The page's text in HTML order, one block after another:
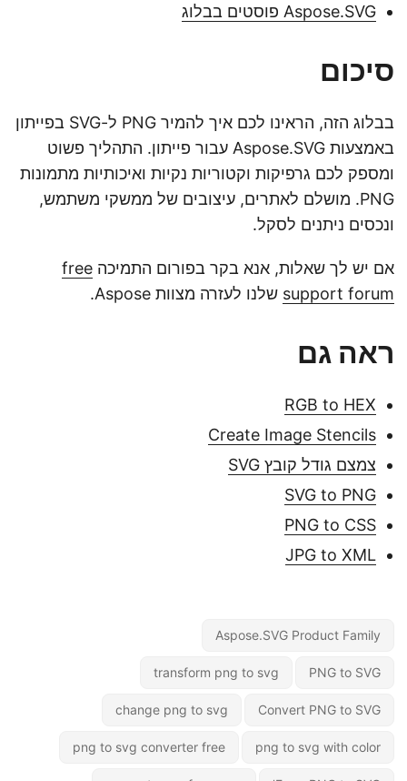
Aspose.SVG פוסטים בבלוג
סיכום
בבלוג הזה, הראינו לכם איך להמיר PNG ל-SVG בפייתון
באמצעות Aspose.SVG עבור פייתון. התהליך פשוט
ומספק לכם גרפיקות וקטוריות נקיות ואיכותיות מתמונות
PNG. מושלם לאתרים, עיצובים של ממשקי משתמש,
ונכסים ניתנים לסקל.
אם יש לך שאלות, אנא בקר בפורום התמיכה free
support forum שלנו לעזרה מצוות Aspose.
ראה גם
RGB to HEX
Create Image Stencils
צמצם גודל קובץ SVG
SVG to PNG
PNG to CSS
JPG to XML
Aspose.SVG Product Family
PNG to SVG
transform png to svg
Convert PNG to SVG
change png to svg
png to svg with color
png to svg converter free